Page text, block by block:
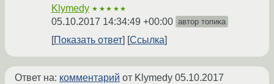
Klymedy ★★★★★
05.10.2017 14:34:49 +00:00 автор топика
Показать ответ Ссылка
Ответ на: комментарий от Klymedy 05.10.2017